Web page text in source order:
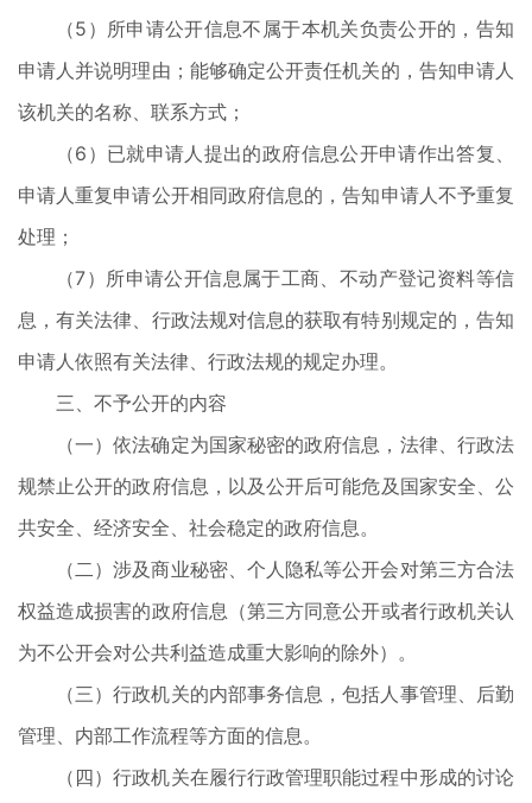
（5）所申请公开信息不属于本机关负责公开的，告知
申请人并说明理由；能够确定公开责任机关的，告知申请人
该机关的名称、联系方式；
（6）已就申请人提出的政府信息公开申请作出答复、
申请人重复申请公开相同政府信息的，告知申请人不予重复
处理；
（7）所申请公开信息属于工商、不动产登记资料等信
息，有关法律、行政法规对信息的获取有特别规定的，告知
申请人依照有关法律、行政法规的规定办理。
三、不予公开的内容
（一）依法确定为国家秘密的政府信息，法律、行政法
规禁止公开的政府信息，以及公开后可能危及国家安全、公
共安全、经济安全、社会稳定的政府信息。
（二）涉及商业秘密、个人隐私等公开会对第三方合法
权益造成损害的政府信息（第三方同意公开或者行政机关认
为不公开会对公共利益造成重大影响的除外）。
（三）行政机关的内部事务信息，包括人事管理、后勤
管理、内部工作流程等方面的信息。
（四）行政机关在履行行政管理职能过程中形成的讨论